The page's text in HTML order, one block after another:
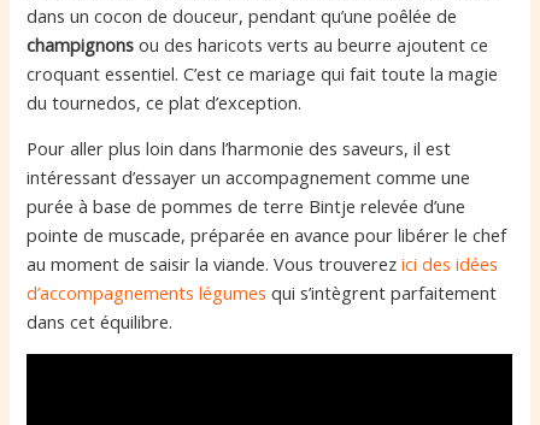
dans un cocon de douceur, pendant qu’une poêlée de
champignons ou des haricots verts au beurre ajoutent ce
croquant essentiel. C’est ce mariage qui fait toute la magie
du tournedos, ce plat d’exception.
Pour aller plus loin dans l’harmonie des saveurs, il est
intéressant d’essayer un accompagnement comme une
purée à base de pommes de terre Bintje relevée d’une
pointe de muscade, préparée en avance pour libérer le chef
au moment de saisir la viande. Vous trouverezici des idées
d’accompagnements légumes qui s’intègrent parfaitement
dans cet équilibre.